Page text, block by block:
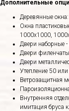
Дополнительные
Деревянные
Окна
1000х1000,
Двери наборные
Двери
Двери
Утепление 50
Ветрозащитная
Внутренняя
имитация бруса